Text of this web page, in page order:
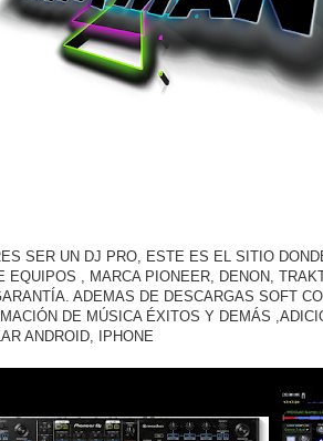
SER UN DJ PRO, ESTE ES EL SITIO
EQUIPOS , MARCA PIONEER, DENON,
ADEMAS DE DESCARGAS SOFT
DE MÚSICA ÉXITOS Y DEMÁS
ANDROID, IPHONE